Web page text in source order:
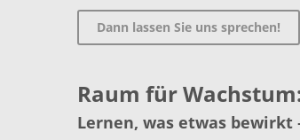
Dann lassen Sie uns sprechen!
Raum für
Lernen, was etwas bewirkt